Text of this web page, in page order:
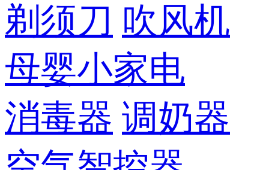
剃须刀 吹风机
母婴小家电
消毒器 调奶器